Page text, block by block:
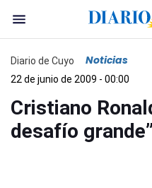
Diario de Cuyo Noticias
22 de junio de 2009 - 00:00
Cristiano
desafío grande”